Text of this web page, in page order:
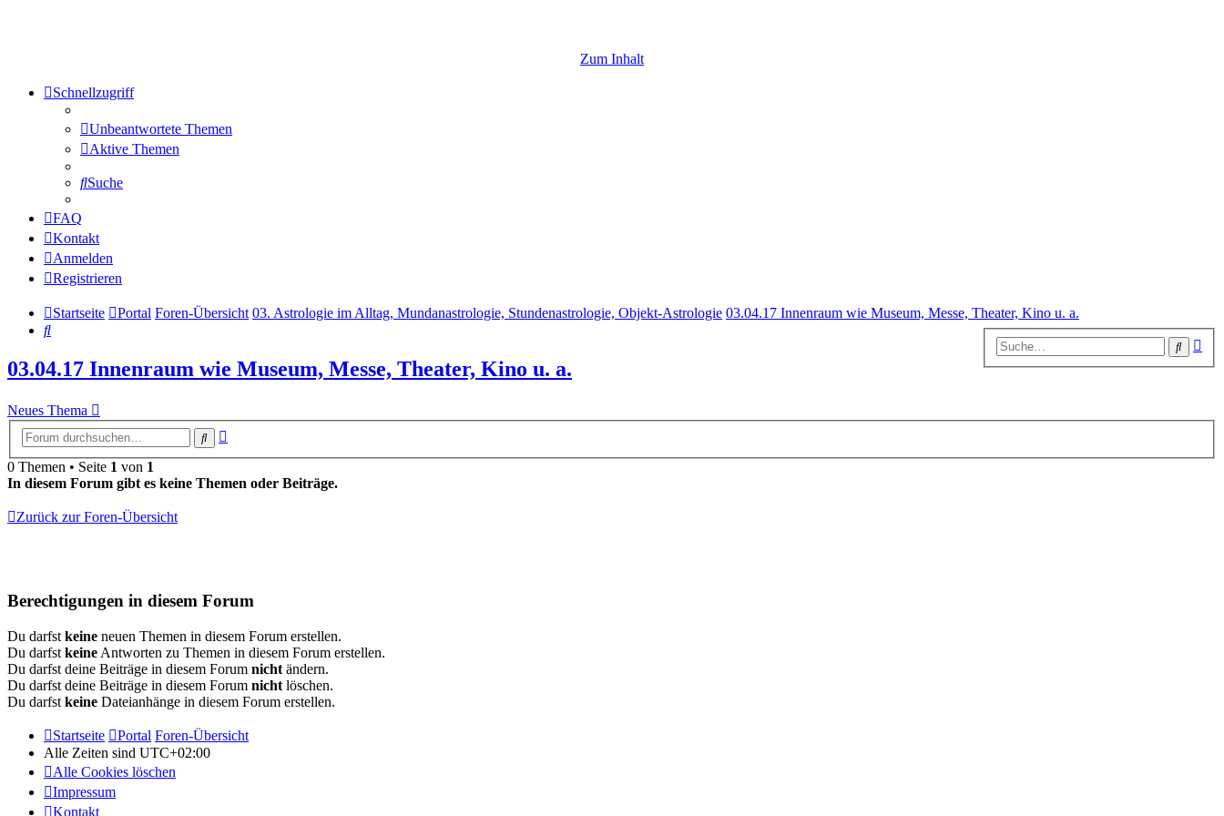
Zum Inhalt
Schnellzugriff
Unbeantwortete Themen
Aktive Themen
Suche
FAQ
Kontakt
Anmelden
Registrieren
Startseite Portal Foren-Übersicht 03. Astrologie im Alltag, Mundanastrologie, Stundenastrologie, Objekt-Astrologie 03.04.17 Innenraum wie Museum, Messe, Theater, Kino u. a.
Suche
Suche
03.04.17 Innenraum wie Museum, Messe, Theater, Kino u. a.
Neues Thema
Suche
0 Themen • Seite 1 von 1
In diesem Forum gibt es keine Themen oder Beiträge.
Zurück zur Foren-Übersicht
Berechtigungen in diesem Forum
Du darfst keine neuen Themen in diesem Forum erstellen.
Du darfst keine Antworten zu Themen in diesem Forum erstellen.
Du darfst deine Beiträge in diesem Forum nicht ändern.
Du darfst deine Beiträge in diesem Forum nicht löschen.
Du darfst keine Dateianhänge in diesem Forum erstellen.
Startseite Portal Foren-Übersicht
Alle Zeiten sind UTC+02:00
Alle Cookies löschen
Impressum
Kontakt